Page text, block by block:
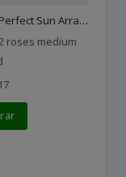
The FTD Perfect Sun Arran..
roses medium